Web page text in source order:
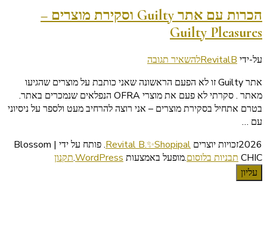
הכרות עם אתר Guilty וסקירת מוצרים –
Guilty Pleasures
על-ידי RevitalBלהשאיר תגובהבנושא
עם
אתר
Guilty
מוצרים
–
Guilty
אתר Guilty זו לא הפעם הראשונה שאני כותבת על מוצרים שהגיעו
מאתר . סקרתי לא פעם את מוצרי OFRA הנפלאים שנמכרים באתר.
בטרם אתחיל בסקירת מוצרים – אני רוצה להרחיב מעט ולספר על ניסיוני
עם …
2026זכויות יוצרים
Revital B.✨Shopipal
.
פותח על ידי | Blossom
CHIC תבניות בלוסום.מופעל באמצעות WordPress
.תקנון
עליון